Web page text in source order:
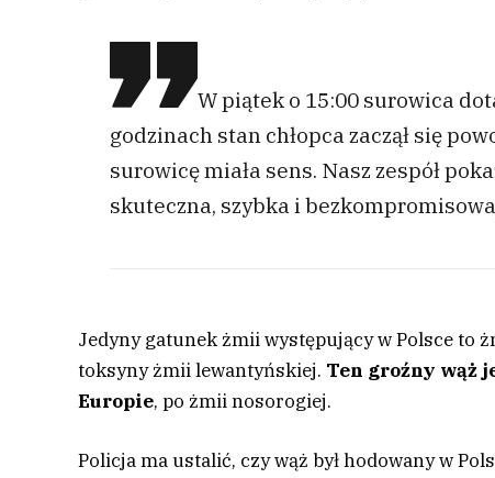
W piątek o 15:00 surowica
godzinach stan chłopca zaczął się
surowicę miała sens. Nasz zespół
skuteczna, szybka i
Jedyny gatunek żmii występujący w Polsce to
toksyny żmii lewantyńskiej. Ten groźny wąż
Europie, po żmii nosorogiej.
Policja ma ustalić, czy wąż był hodowany w